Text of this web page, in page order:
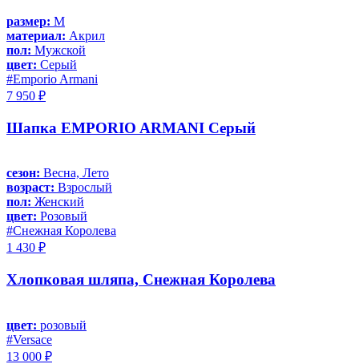
размер: M
материал: Акрил
пол: Мужской
цвет: Серый
#Emporio Armani
7 950 ₽
Шапка EMPORIO ARMANI Серый
сезон: Весна, Лето
возраст: Взрослый
пол: Женский
цвет: Розовый
#Снежная Королева
1 430 ₽
Хлопковая шляпа, Снежная Королева
цвет: розовый
#Versace
13 000 ₽